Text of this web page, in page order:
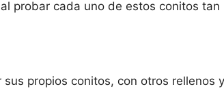
probar cada uno de estos conitos tan
propios conitos, con otros rellenos